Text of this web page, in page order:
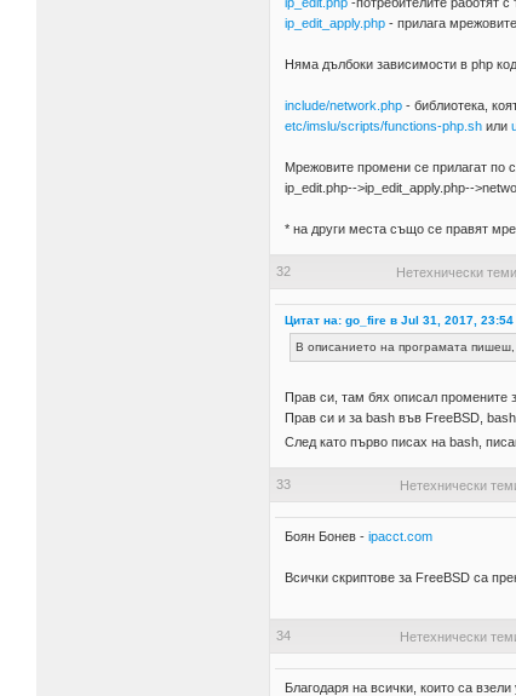
ip_edit_apply.php- прилага
Няма дълбоки зависимости в php
include/network.php- библиотека,
etc/imslu/scripts/functions-php.shили
Мрежовите промени се прилагат по
ip_edit.php-->ip_edit_apply.php--
* на други места също се правят
32 Нетехнически теми
Цитат на: go_fire в Jul 31, 2017, 23:54
В описанието на програмата
Прав си, там бях описал промените
Прав си и за bash във FreeBSD,
След като първо писах на bash,
33 Нетехнически
Боян Бонев - ipacct.com
Всички скриптове за FreeBSD са
34 Нетехнически
Благодаря на всички, които са